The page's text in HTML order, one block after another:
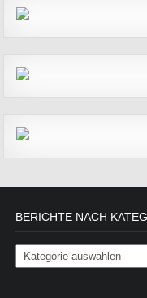
BERICHTE NACH
Berichte nach Kategorien